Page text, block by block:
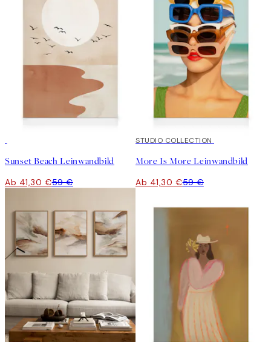
Sunset Beach Leinwandbild
Ab 41,30 €59 €
30%*
STUDIO COLLECTION
More Is More Leinwandbild
Ab 41,30 €59 €